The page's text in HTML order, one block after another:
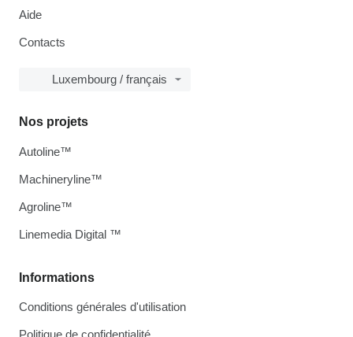
Aide
Contacts
Luxembourg / français
Informations
Conditions générales d'utilisation
Politique de confidentialité
Nos projets
Autoline™
Machineryline™
Agroline™
Linemedia Digital ™